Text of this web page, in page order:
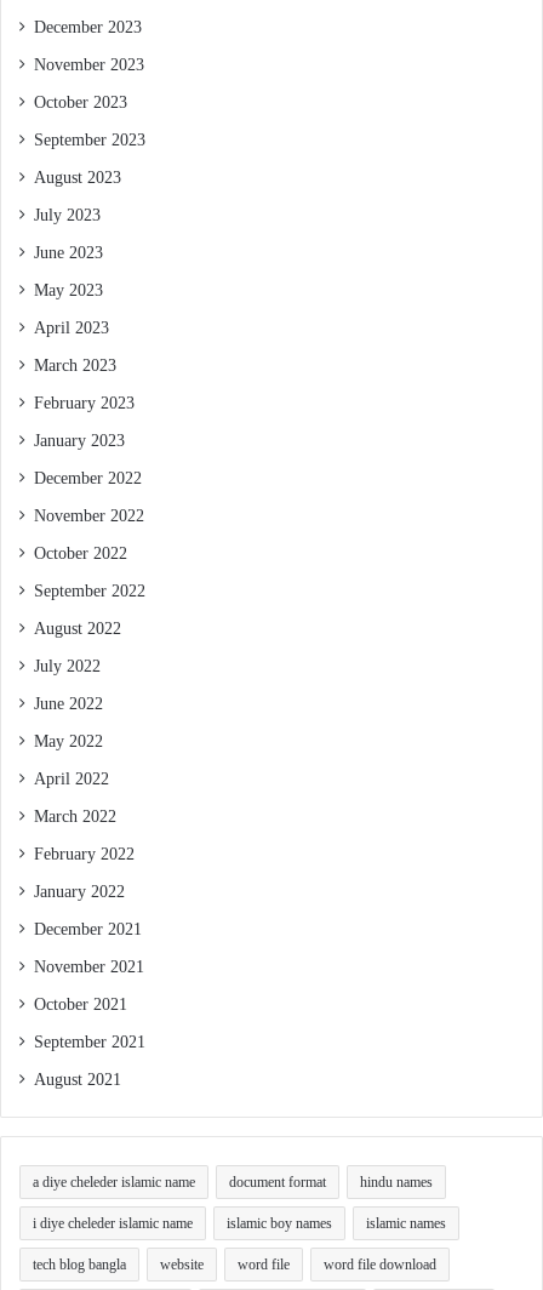
December 2023
November 2023
October 2023
September 2023
August 2023
July 2023
June 2023
May 2023
April 2023
March 2023
February 2023
January 2023
December 2022
November 2022
October 2022
September 2022
August 2022
July 2022
June 2022
May 2022
April 2022
March 2022
February 2022
January 2022
December 2021
November 2021
October 2021
September 2021
August 2021
a diye cheleder islamic name document format hindu names
i diye cheleder islamic name islamic boy names islamic names
tech blog bangla website word file word file download